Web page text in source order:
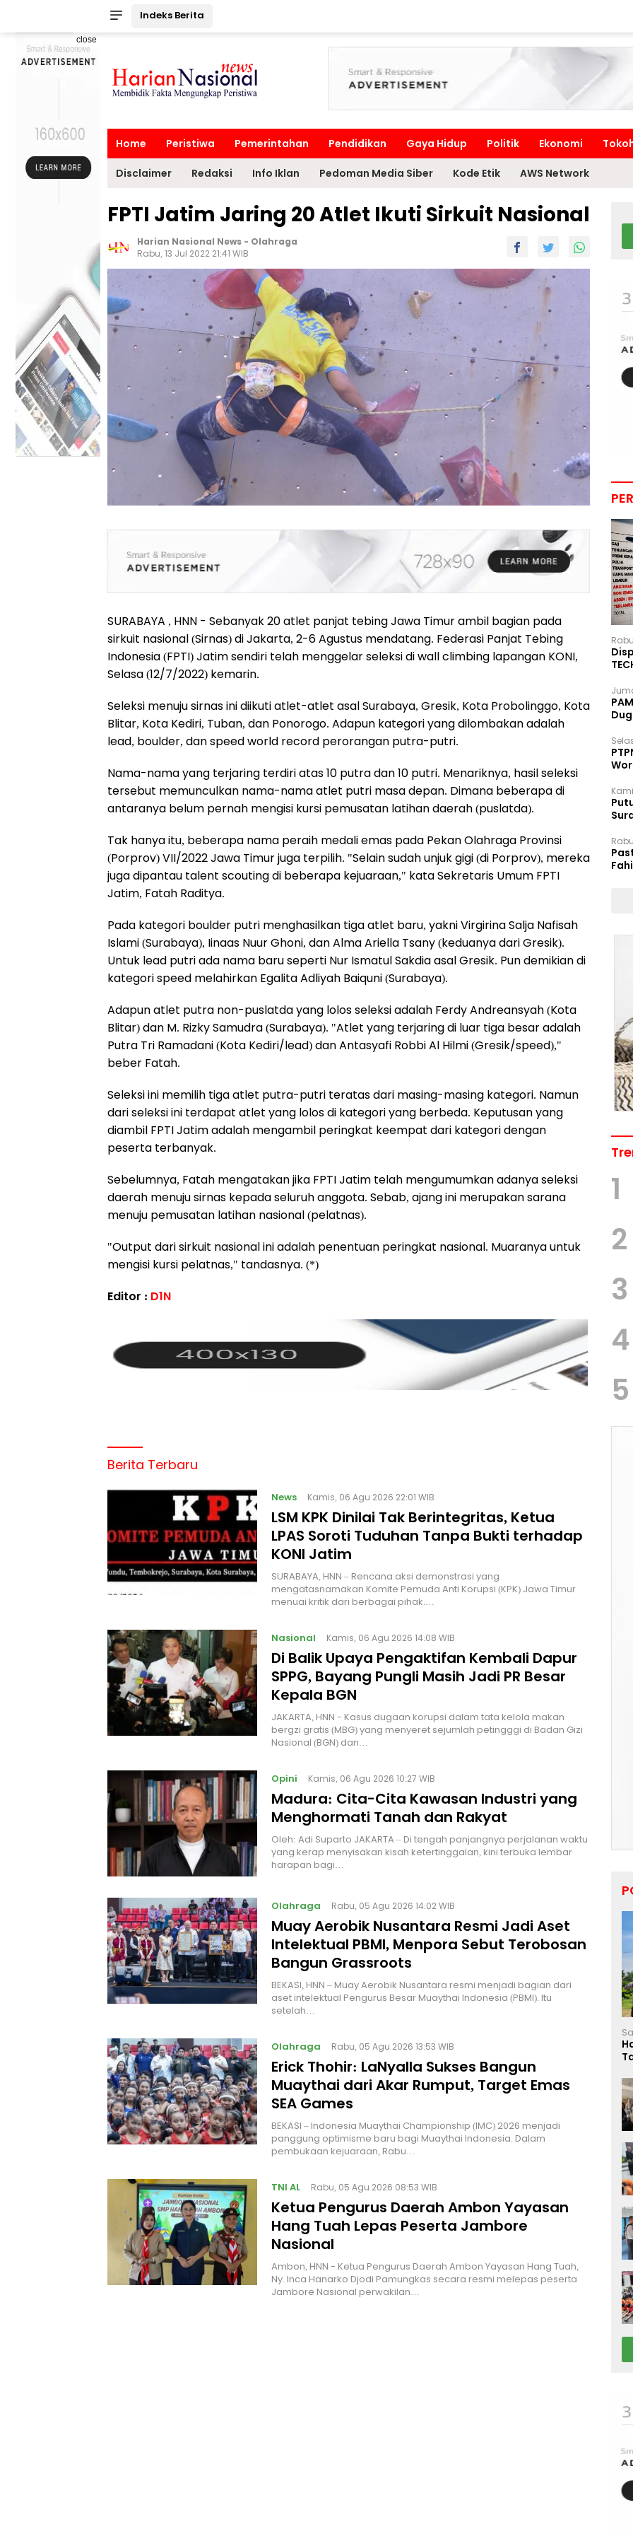
Indeks Berita
close
Home Peristiwa Pemerintahan Pendidikan Gaya Hidup Politik Ekonomi
Disclaimer Redaksi Info Iklan Pedoman Media Siber Kode Etik AWS Network
FPTI Jatim Jaring 20 Atlet Ikuti Sirkuit Nasional
Harian Nasional News - Olahraga
Rabu, 13 Jul 2022 21:41 WIB
SURABAYA , HNN - Sebanyak 20 atlet panjat tebing Jawa Timur ambil bagian pada
sirkuit nasional (Sirnas) di Jakarta, 2-6 Agustus mendatang. Federasi Panjat Tebing
Indonesia (FPTI) Jatim sendiri telah menggelar seleksi di wall climbing lapangan KONI,
Selasa (12/7/2022) kemarin.
Seleksi menuju sirnas ini diikuti atlet-atlet asal Surabaya, Gresik, Kota Probolinggo, Kota
Blitar, Kota Kediri, Tuban, dan Ponorogo. Adapun kategori yang dilombakan adalah
lead, boulder, dan speed world record perorangan putra-putri.
Nama-nama yang terjaring terdiri atas 10 putra dan 10 putri. Menariknya, hasil seleksi
tersebut memunculkan nama-nama atlet putri masa depan. Dimana beberapa di
antaranya belum pernah mengisi kursi pemusatan latihan daerah (puslatda).
Tak hanya itu, beberapa nama peraih medali emas pada Pekan Olahraga Provinsi
(Porprov) VII/2022 Jawa Timur juga terpilih. "Selain sudah unjuk gigi (di Porprov), mereka
juga dipantau talent scouting di beberapa kejuaraan," kata Sekretaris Umum FPTI
Jatim, Fatah Raditya.
Pada kategori boulder putri menghasilkan tiga atlet baru, yakni Virgirina Salja Nafisah
Islami (Surabaya), Iinaas Nuur Ghoni, dan Alma Ariella Tsany (keduanya dari Gresik).
Untuk lead putri ada nama baru seperti Nur Ismatul Sakdia asal Gresik. Pun demikian di
kategori speed melahirkan Egalita Adliyah Baiquni (Surabaya).
Adapun atlet putra non-puslatda yang lolos seleksi adalah Ferdy Andreansyah (Kota
Blitar) dan M. Rizky Samudra (Surabaya). "Atlet yang terjaring di luar tiga besar adalah
Putra Tri Ramadani (Kota Kediri/lead) dan Antasyafi Robbi Al Hilmi (Gresik/speed),"
beber Fatah.
Seleksi ini memilih tiga atlet putra-putri teratas dari masing-masing kategori. Namun
dari seleksi ini terdapat atlet yang lolos di kategori yang berbeda. Keputusan yang
diambil FPTI Jatim adalah mengambil peringkat keempat dari kategori dengan
peserta terbanyak.
Sebelumnya, Fatah mengatakan jika FPTI Jatim telah mengumumkan adanya seleksi
daerah menuju sirnas kepada seluruh anggota. Sebab, ajang ini merupakan sarana
menuju pemusatan latihan nasional (pelatnas).
"Output dari sirkuit nasional ini adalah penentuan peringkat nasional. Muaranya untuk
mengisi kursi pelatnas," tandasnya. (*)
Editor : D1N
Berita Terbaru
News Kamis, 06 Agu 2026 22:01 WIB
LSM KPK Dinilai Tak Berintegritas, Ketua
LPAS Soroti Tuduhan Tanpa Bukti terhadap
KONI Jatim
SURABAYA, HNN – Rencana aksi demonstrasi yang
mengatasnamakan Komite Pemuda Anti Korupsi (KPK) Jawa Timur
menuai kritik dari berbagai pihak.…
Nasional Kamis, 06 Agu 2026 14:08 WIB
Di Balik Upaya Pengaktifan Kembali Dapur
SPPG, Bayang Pungli Masih Jadi PR Besar
Kepala BGN
JAKARTA, HNN - Kasus dugaan korupsi dalam tata kelola makan
bergzi gratis (MBG) yang menyeret sejumlah petingggi di Badan Gizi
Nasional (BGN) dan…
Opini Kamis, 06 Agu 2026 10:27 WIB
Madura: Cita-Cita Kawasan Industri yang
Menghormati Tanah dan Rakyat
Oleh: Adi Suparto JAKARTA – Di tengah panjangnya perjalanan waktu
yang kerap menyisakan kisah ketertinggalan, kini terbuka lembar
harapan bagi…
Olahraga Rabu, 05 Agu 2026 14:02 WIB
Muay Aerobik Nusantara Resmi Jadi Aset
Intelektual PBMI, Menpora Sebut Terobosan
Bangun Grassroots
BEKASI, HNN – Muay Aerobik Nusantara resmi menjadi bagian dari
aset intelektual Pengurus Besar Muaythai Indonesia (PBMI). Itu
setelah…
Olahraga Rabu, 05 Agu 2026 13:53 WIB
Erick Thohir: LaNyalla Sukses Bangun
Muaythai dari Akar Rumput, Target Emas
SEA Games
BEKASI – Indonesia Muaythai Championship (IMC) 2026 menjadi
panggung optimisme baru bagi Muaythai Indonesia. Dalam
pembukaan kejuaraan, Rabu…
TNI AL Rabu, 05 Agu 2026 08:53 WIB
Ketua Pengurus Daerah Ambon Yayasan
Hang Tuah Lepas Peserta Jambore
Nasional
Ambon, HNN - Ketua Pengurus Daerah Ambon Yayasan Hang Tuah,
Ny. Inca Hanarko Djodi Pamungkas secara resmi melepas peserta
Jambore Nasional perwakilan…
1
2
3
4
5